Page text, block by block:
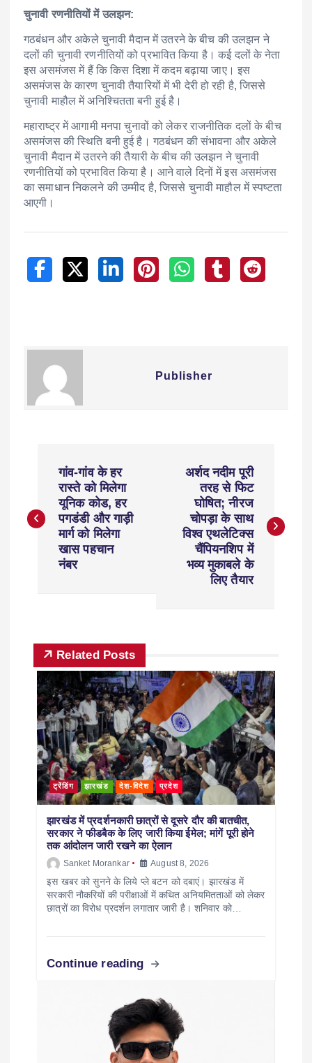
चुनावी रणनीतियों में उलझन:
गठबंधन और अकेले चुनावी मैदान में उतरने के बीच की उलझन ने
दलों की चुनावी रणनीतियों को प्रभावित किया है। कई दलों के नेता
इस असमंजस में हैं कि किस दिशा में कदम बढ़ाया जाए। इस
असमंजस के कारण चुनावी तैयारियों में भी देरी हो रही है, जिससे
चुनावी माहौल में अनिश्चितता बनी हुई है।
महाराष्ट्र में आगामी मनपा चुनावों को लेकर राजनीतिक दलों के बीच
असमंजस की स्थिति बनी हुई है। गठबंधन की संभावना और अकेले
चुनावी मैदान में उतरने की तैयारी के बीच की उलझन ने चुनावी
रणनीतियों को प्रभावित किया है। आने वाले दिनों में इस असमंजस
का समाधान निकलने की उम्मीद है, जिससे चुनावी माहौल में स्पष्टता
आएगी।
Publisher
गांव-गांव के हर
रास्ते को मिलेगा
यूनिक कोड, हर
पगडंडी और गाड़ी
मार्ग को मिलेगा
खास पहचान
नंबर
अर्शद नदीम पूरी
तरह से फिट
घोषित; नीरज
चोपड़ा के साथ
विश्व एथलेटिक्स
चैंपियनशिप में
भव्य मुकाबले के
लिए तैयार
Related Posts
ट्रेंडिंग झारखंड देश-विदेश प्रदेश
झारखंड में प्रदर्शनकारी छात्रों से दूसरे दौर की बातचीत,
सरकार ने फीडबैक के लिए जारी किया ईमेल; मांगें पूरी होने
तक आंदोलन जारी रखने का ऐलान
Sanket Morankar August 8, 2026
इस खबर को सुनने के लिये प्ले बटन को दबाएं। झारखंड में
सरकारी नौकरियों की परीक्षाओं में कथित अनियमितताओं को लेकर
छात्रों का विरोध प्रदर्शन लगातार जारी है। शनिवार को…
Continue reading